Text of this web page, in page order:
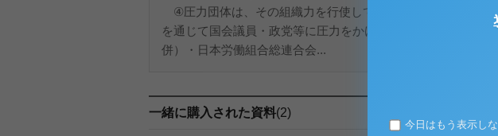
④圧力団体は、その組織力を行使して選挙時の候補者推薦・
を通じて国会議員・政党等に圧力をかける。日本においては日
併）・日本労働組合総連合会...
一緒に購入された資料(2)
今日はもう表示し